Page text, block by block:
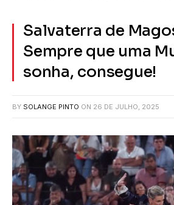
Salvaterra de
Sempre que uma
sonha, consegue!
BY SOLANGE PINTO ON 26 DE JULHO, 2025